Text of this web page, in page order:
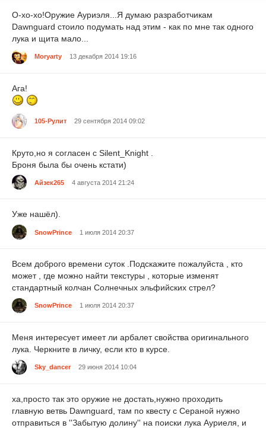
О-хо-хо!Оружие Ауриэля...Я думаю разработчикам
Dawnguard стоило подумать над этим - как по мне так одного
лука и щита мало...
Moryarty 13 декабря 2014 19:16
Ага!
105-Рулит 29 сентября 2014 09:02
Круто,но я согласен с Silent_Knight .
Броня была бы очень кстати)
Айзек265 4 августа 2014 21:24
Уже нашёл).
SnowPrince 1 июля 2014 20:37
Всем доброго времени суток .Подскажите пожалуйста , кто
может , где можно найти текстуры , которые изменят
стандартный колчан Солнечных эльфийских стрел?
SnowPrince 1 июля 2014 20:37
Меня интересует имеет ли арбалет свойства оригинального
лука. Черкните в личку, если кто в курсе.
Sky_dancer 29 июня 2014 10:04
ха,просто так это оружие не достать,нужно проходить
главную ветвь Dawnguard, там по квесту с Сераной нужно
отправиться в ''Забытую долину'' на поиски лука Ауриеля, и